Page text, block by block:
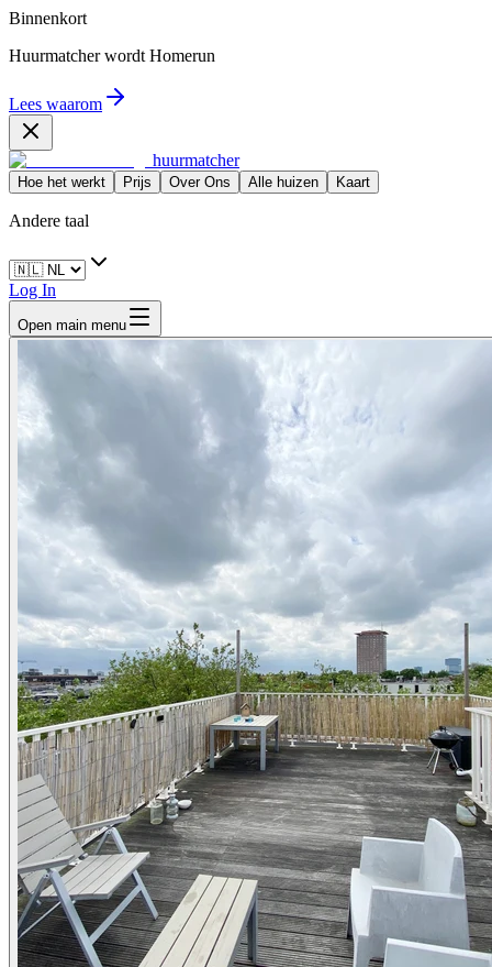
Binnenkort
Huurmatcher wordt Homerun
Lees waarom
huurmatcher
Hoe het werkt Prijs Over Ons Alle huizen Kaart
Andere taal
Log In
Open main menu